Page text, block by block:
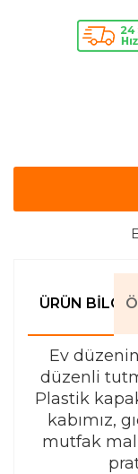
ÜRÜN
Ev
düzenli
Plastik
kabımız,
mutfak